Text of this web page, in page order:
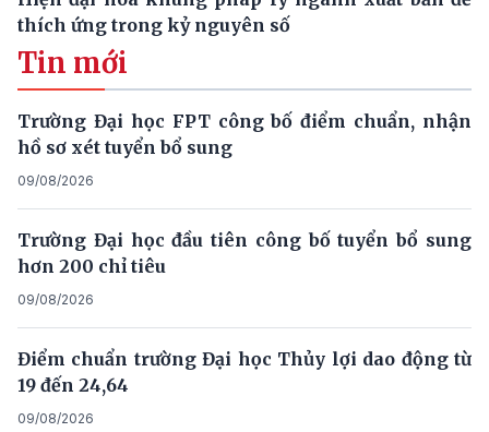
thích ứng trong kỷ nguyên số
Tin mới
Trường Đại học FPT công bố điểm chuẩn, nhận
hồ sơ xét tuyển bổ sung
09/08/2026
Trường Đại học đầu tiên công bố tuyển bổ sung
hơn 200 chỉ tiêu
09/08/2026
Điểm chuẩn trường Đại học Thủy lợi dao động từ
19 đến 24,64
09/08/2026